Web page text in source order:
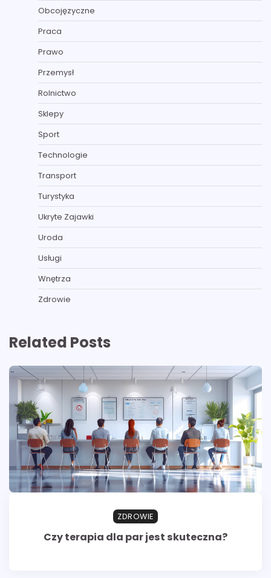
Obcojęzyczne
Praca
Prawo
Przemysł
Rolnictwo
Sklepy
Sport
Technologie
Transport
Turystyka
Ukryte Zajawki
Uroda
Usługi
Wnętrza
Zdrowie
Related Posts
ZDROWIE
Czy terapia dla par jest skuteczna?